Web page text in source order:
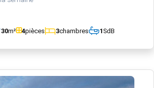
30m² 4pièces 3chambres 1SdB